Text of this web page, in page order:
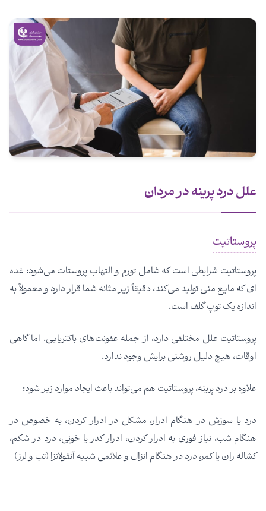
علل درد پرینه در مردان
پروستاتیت
پروستاتیت شرایطی است که شامل تورم و التهاب پروستات می‌شود: غده
ای که مایع منی تولید می‌کند، دقیقاً زیر مثانه شما قرار دارد و معمولاً به
اندازه یک توپ گلف است.
پروستاتیت علل مختلفی دارد، از جمله عفونت‌های باکتریایی. اما گاهی
اوقات، هیچ دلیل روشنی برایش وجود ندارد.
علاوه بر درد پرینه، پروستاتیت هم می‌تواند باعث ایجاد موارد زیر شود:
درد یا سوزش در هنگام ادرار، مشکل در ادرار کردن، به خصوص در
هنگام شب، نیاز فوری به ادرار کردن، ادرار کدر یا خونی، درد در شکم،
کشاله ران یا کمر، درد در هنگام انزال و علائمی شبیه آنفولانزا (تب و لرز)